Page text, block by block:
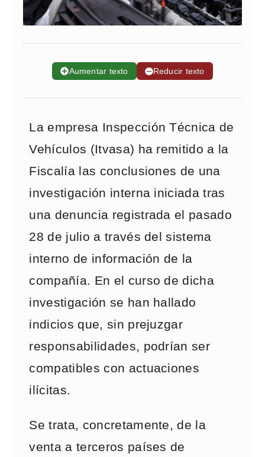
➕Aumentar texto ➖Reducir texto
La empresa Inspección Técnica de
Vehículos (Itvasa) ha remitido a la
Fiscalía las conclusiones de una
investigación interna iniciada tras
una denuncia registrada el pasado
28 de julio a través del sistema
interno de información de la
compañía. En el curso de dicha
investigación se han hallado
indicios que, sin prejuzgar
responsabilidades, podrían ser
compatibles con actuaciones
ilícitas.
Se trata, concretamente, de la
venta a terceros países de